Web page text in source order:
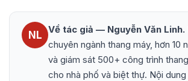
NL Về tác giả — Nguyễn Văn Linh.
chuyên ngành thang máy, hơn 10
và giám sát 500+ công trình
cho nhà phố và biệt thự. Nội